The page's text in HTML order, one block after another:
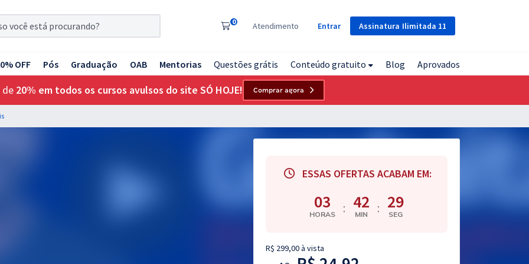
Assinatura Ilimitada 11
0 Atendimento Entrar
OFF Pós Graduação OAB Mentorias Questões grátis Conteúdo gratuito Blog Aprovados
de 20% em todos os cursos avulsos do site SÓ HOJE! Comprar agora
ESSAS OFERTAS ACABAM EM:
03
HORAS : 42
MIN : 28
SEG
R$ 299,00 à vista